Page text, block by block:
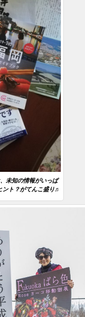
未知の情報がいっぱ
ント？がてんこ盛り♬